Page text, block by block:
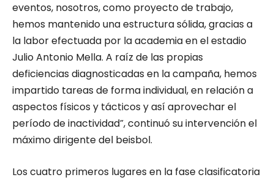
eventos, nosotros, como proyecto de trabajo,
hemos mantenido una estructura sólida, gracias a
la labor efectuada por la academia en el estadio
Julio Antonio Mella. A raíz de las propias
deficiencias diagnosticadas en la campaña, hemos
impartido tareas de forma individual, en relación a
aspectos físicos y tácticos y así aprovechar el
período de inactividad”, continuó su intervención el
máximo dirigente del beisbol.
Los cuatro primeros lugares en la fase clasificatoria